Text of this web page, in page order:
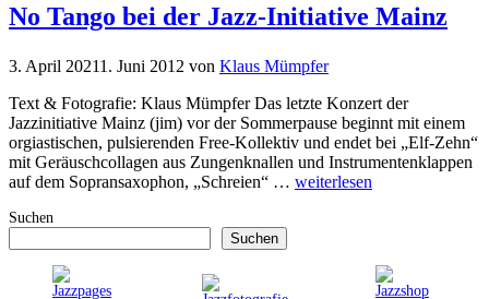
No Tango bei der Jazz-Initiative Mainz
3. April 20211. Juni 2012 von Klaus Mümpfer
Text & Fotografie: Klaus Mümpfer Das letzte Konzert der
Jazzinitiative Mainz (jim) vor der Sommerpause beginnt mit einem
orgiastischen, pulsierenden Free-Kollektiv und endet bei „Elf-Zehn“
mit Geräuschcollagen aus Zungenknallen und Instrumentenklappen
auf dem Sopransaxophon, „Schreien“ … weiterlesen
Suchen
Suchen